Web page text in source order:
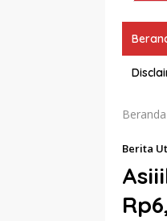
Beranda
Berita